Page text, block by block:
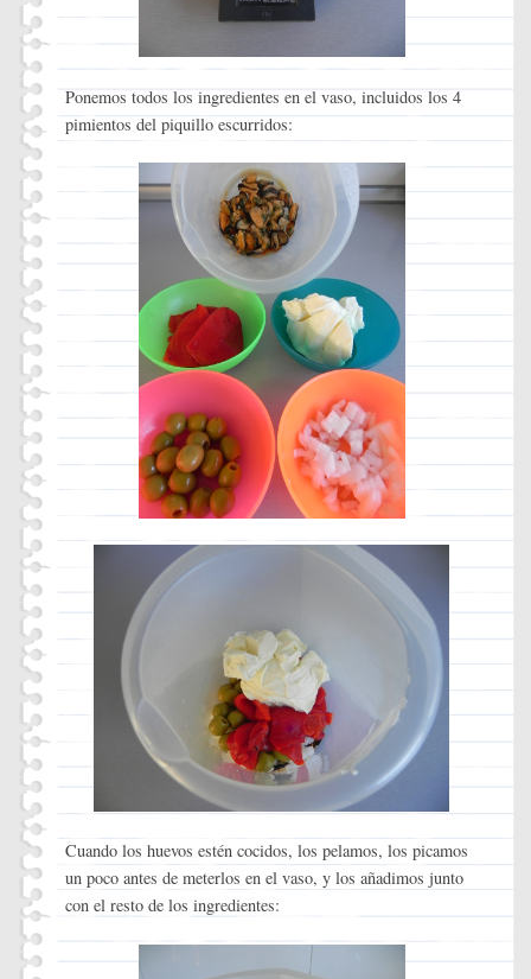
Ponemos todos los ingredientes en el vaso, incluidos los 4
pimientos del piquillo escurridos:
Cuando los huevos estén cocidos, los pelamos, los picamos
un poco antes de meterlos en el vaso, y los añadimos junto
con el resto de los ingredientes: